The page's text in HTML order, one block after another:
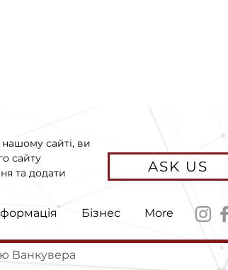
сайті, ви
сайту
та додати
ASK US
Бізнес More
Ванкувера